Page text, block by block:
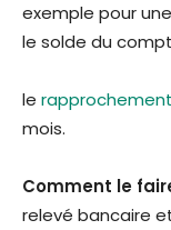
exemple pour
le solde du
le
mois.
Comment le
relevé bancaire